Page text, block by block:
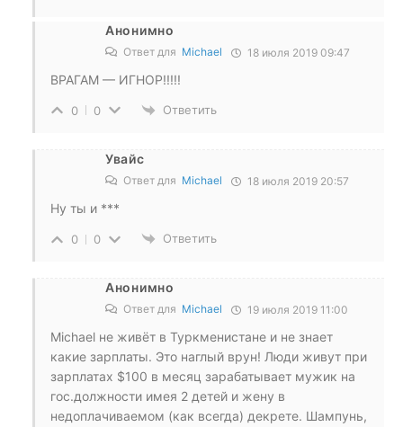
Анонимно
Ответ для Michael 18 июля 2019 09:47
ВРАГАМ — ИГНОР!!!!!
0 0 Ответить
Увайс
Ответ для Michael 18 июля 2019 20:57
Ну ты и ***
0 0 Ответить
Анонимно
Ответ для Michael 19 июля 2019 11:00
Michael не живёт в Туркменистане и не знает
какие зарплаты. Это наглый врун! Люди живут при
зарплатах $100 в месяц зарабатывает мужик на
гос.должности имея 2 детей и жену в
недоплачиваемом (как всегда) декрете. Шампунь,